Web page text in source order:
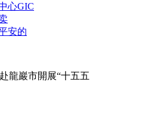
心GIC
安的
龍巖市開展“十五五